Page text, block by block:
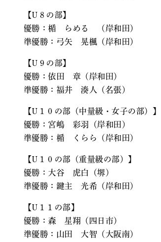
【U８の部】
優勝：楯 らめる （岸和田）
準優勝：弓矢 晃楓（岸和田）
【U９の部】
優勝：依田 章（岸和田）
準優勝：福井 湊人（名張）
【U１０の部（中量級・女子の部）】
優勝：宮嶋 彩羽（岸和田）
準優勝：楯 くらら（岸和田）
【U１０の部（重量級の部）】
優勝：大谷 虎白（堺）
準優勝：鍵主 光希（岸和田）
【U１１の部】
優勝：森 星翔（四日市）
準優勝：山田 大智（大阪南）